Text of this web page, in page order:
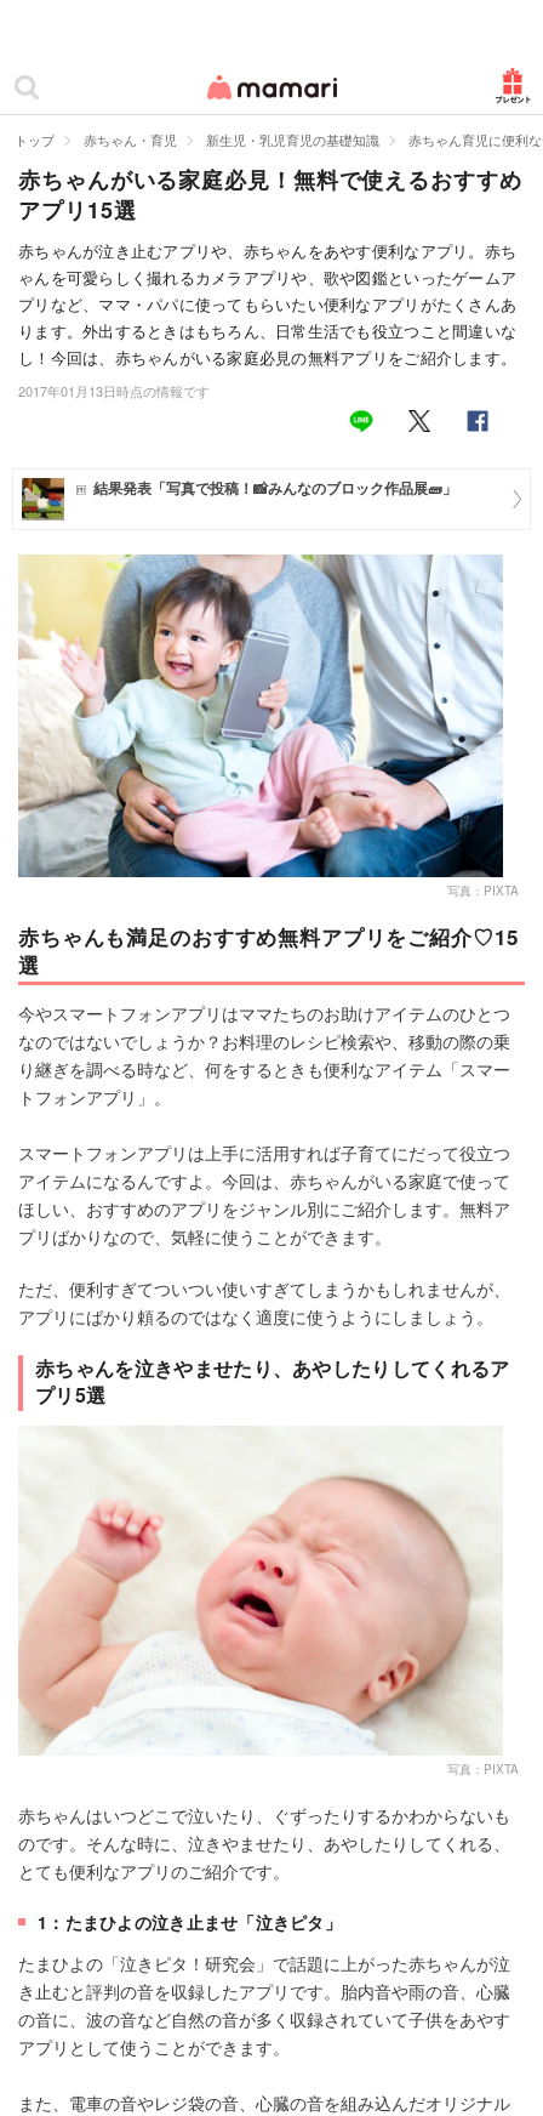
ママリ
カテゴリー一覧
妊娠
出産
赤ちゃん・育児
子育て・家族
病院
お仕事
トレンド・イベント
トップ 赤ちゃん・育児 新生児・乳児育児の基礎知識 赤ちゃん育児に便利
赤ちゃんがいる家庭必見！無料で使えるおすすめ
アプリ15選
赤ちゃんが泣き止むアプリや、赤ちゃんをあやす便利なアプリ。赤ち
ゃんを可愛らしく撮れるカメラアプリや、歌や図鑑といったゲームア
プリなど、ママ・パパに使ってもらいたい便利なアプリがたくさんあ
ります。外出するときはもちろん、日常生活でも役立つこと間違いな
し！今回は、赤ちゃんがいる家庭必見の無料アプリをご紹介します。
2017年01月13日時点の情報です
結果発表「写真で投稿！📸みんなのブロック作品展🧱」
写真：PIXTA
赤ちゃんも満足のおすすめ無料アプリをご紹介♡15
選
今やスマートフォンアプリはママたちのお助けアイテムのひとつ
なのではないでしょうか？お料理のレシピ検索や、移動の際の乗
り継ぎを調べる時など、何をするときも便利なアイテム「スマー
トフォンアプリ」。
スマートフォンアプリは上手に活用すれば子育てにだって役立つ
アイテムになるんですよ。今回は、赤ちゃんがいる家庭で使って
ほしい、おすすめのアプリをジャンル別にご紹介します。無料ア
プリばかりなので、気軽に使うことができます。
ただ、便利すぎてついつい使いすぎてしまうかもしれませんが、
アプリにばかり頼るのではなく適度に使うようにしましょう。
赤ちゃんを泣きやませたり、あやしたりしてくれるア
プリ5選
写真：PIXTA
赤ちゃんはいつどこで泣いたり、ぐずったりするかわからないも
のです。そんな時に、泣きやませたり、あやしたりしてくれる、
とても便利なアプリのご紹介です。
1：たまひよの泣き止ませ「泣きピタ」
たまひよの「泣きピタ！研究会」で話題に上がった赤ちゃんが泣
き止むと評判の音を収録したアプリです。胎内音や雨の音、心臓
の音に、波の音など自然の音が多く収録されていて子供をあやす
アプリとして使うことができます。
また、電車の音やレジ袋の音、心臓の音を組み込んだオリジナル